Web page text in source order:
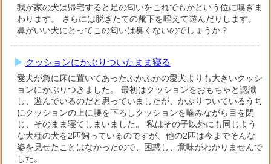
我が家の犬は帰宅すると足の匂いをこれでもかという位に嗅ぎま
わります。 さらには脱ぎたての靴下を咥えて遊んだりします。
鼻がいい犬にとってこの匂いは臭くないのでしょうか？
クッションにかぶりついたまま寝る
愛犬が急に床に置いてあったふかふかの愛犬よりも大きいクッシ
ョンにかぶりつきました。 最初はクッションをおもちゃと認識
し、遊んでいるのだと思っていましたが、かぶりついているうち
にクッションの上に腰を下ろしクッションを噛みながら目を閉
じ、そのまま寝てしまいました。 私はその子以外にも同じよう
な犬種の犬を2匹飼っているのですが、他の2匹は今までそんな
姿を見せたことはなかったので、困惑し、意味がわかりませんで
した。